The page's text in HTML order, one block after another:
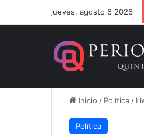
jueves, agosto 6 2026
Inicio / Política /
Política